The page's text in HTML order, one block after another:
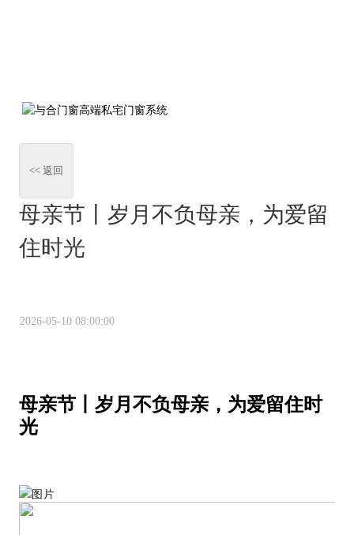
<< 返回
母亲节丨岁月不负母亲，为爱留
住时光
2026-05-10 08:00:00
母亲节丨岁月不负母亲，为爱留住时
光